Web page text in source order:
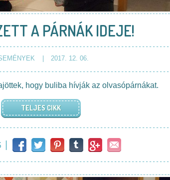
A PÁRNÁK IDEJE!
2017. 12. 06.
hogy buliba hívják az olvasópárnákat.
TELJES CIKK